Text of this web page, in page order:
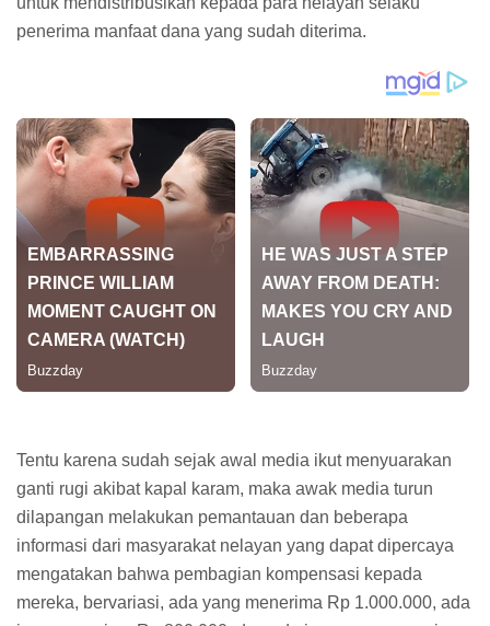
penerima manfaat dana yang sudah diterima.
Tentu karena sudah sejak awal media ikut menyuarakan
ganti rugi akibat kapal karam, maka awak media turun
dilapangan melakukan pemantauan dan beberapa
informasi dari masyarakat nelayan yang dapat dipercaya
mengatakan bahwa pembagian kompensasi kepada
mereka, bervariasi, ada yang menerima Rp 1.000.000, ada